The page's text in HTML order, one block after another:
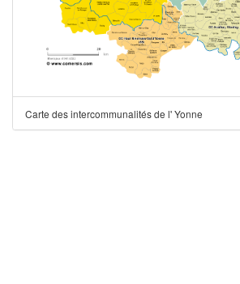
Carte des intercommunalités de l' Yonne